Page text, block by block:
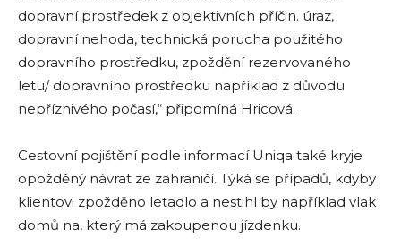
dopravní prostředek z objektivních příčin. úraz,
dopravní nehoda, technická porucha použitého
dopravního prostředku, zpoždění rezervovaného
letu/ dopravního prostředku například z důvodu
nepříznivého počasí,“ připomíná Hricová.
Cestovní pojištění podle informací Uniqa také kryje
opožděný návrat ze zahraničí. Týká se případů, kdyby
klientovi zpožděno letadlo a nestihl by například vlak
domů na, který má zakoupenou jízdenku.